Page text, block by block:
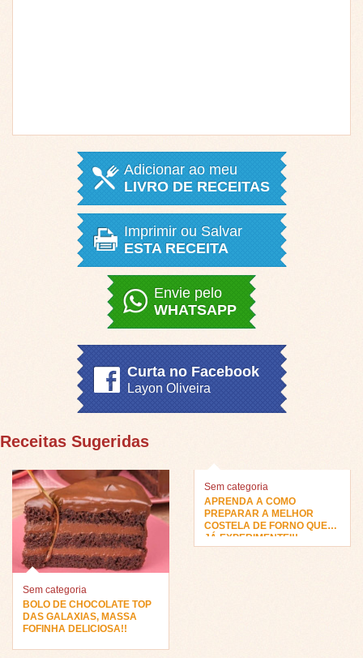
Adicionar ao meu
LIVRO DE RECEITAS
Imprimir ou Salvar
ESTA RECEITA
Envie pelo
WHATSAPP
Curta no Facebook
Layon Oliveira
Receitas Sugeridas
Sem categoria
BOLO DE CHOCOLATE TOP
DAS GALAXIAS, MASSA
FOFINHA DELICIOSA!!
Sem categoria
APRENDA A COMO
PREPARAR A MELHOR
COSTELA DE FORNO QUE
JÁ EXPERIMENTEI!!